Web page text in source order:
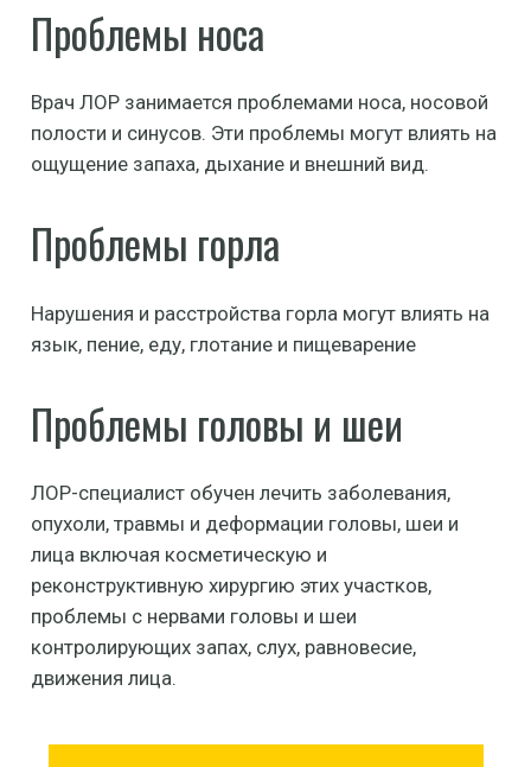
Проблемы носа
Врач ЛОР занимается проблемами носа, носовой
полости и синусов. Эти проблемы могут влиять на
ощущение запаха, дыхание и внешний вид.
Проблемы горла
Нарушения и расстройства горла могут влиять на
язык, пение, еду, глотание и пищеварение
Проблемы головы и шеи
ЛОР-специалист обучен лечить заболевания,
опухоли, травмы и деформации головы, шеи и
лица включая косметическую и
реконструктивную хирургию этих участков,
проблемы с нервами головы и шеи
контролирующих запах, слух, равновесие,
движения лица.